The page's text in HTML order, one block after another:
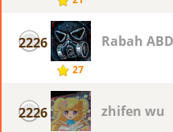
2226
27
Rabah
2226 zhifen wu